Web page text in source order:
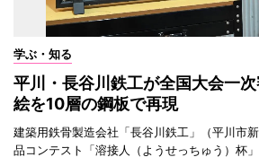
学ぶ・知る
平川・長谷川鉄工が全国大会一
絵を10層の鋼板で再現
建築用鉄骨製造会社「長谷川鉄工」（平川市
品コンテスト「溶接人（ようせっちゅう）杯」